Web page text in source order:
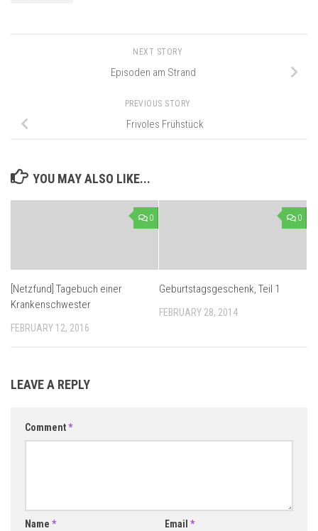
NEXT STORY
Episoden am Strand
PREVIOUS STORY
Frivoles Frühstück
YOU MAY ALSO LIKE...
0
[Netzfund] Tagebuch einer
Krankenschwester
FEBRUARY 12, 2016
0
Geburtstagsgeschenk, Teil 1
FEBRUARY 28, 2014
LEAVE A REPLY
Comment*
Name * Email *